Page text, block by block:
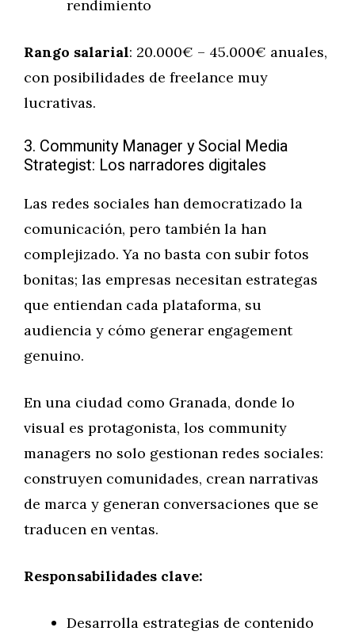
rendimiento
Rango salarial: 20.000€ – 45.000€ anuales,
con posibilidades de freelance muy
lucrativas.
3. Community Manager y Social Media
Strategist: Los narradores digitales
Las redes sociales han democratizado la
comunicación, pero también la han
complejizado. Ya no basta con subir fotos
bonitas; las empresas necesitan estrategas
que entiendan cada plataforma, su
audiencia y cómo generar engagement
genuino.
En una ciudad como Granada, donde lo
visual es protagonista, los community
managers no solo gestionan redes sociales:
construyen comunidades, crean narrativas
de marca y generan conversaciones que se
traducen en ventas.
Responsabilidades clave:
Desarrolla estrategias de contenido